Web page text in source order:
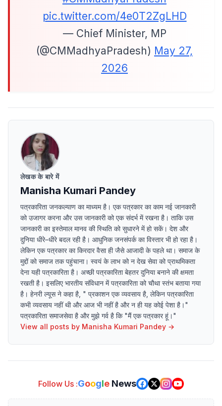
pic.twitter.com/4e0T2ZgLHD
— Chief Minister, MP
(@CMMadhyaPradesh) May 27,
2026
लेखक के बारे में
Manisha Kumari Pandey
पत्रकारिता जनकल्याण का माध्यम है। एक पत्रकार का काम नई जानकारी
को उजागर करना और उस जानकारी को एक संदर्भ में रखना है। ताकि उस
जानकारी का इस्तेमाल मानव की स्थिति को सुधारने में हो सकें। देश और
दुनिया धीरे–धीरे बदल रही है। आधुनिक जनसंपर्क का विस्तार भी हो रहा है।
लेकिन एक पत्रकार का किरदार वैसा ही जैसे आजादी के पहले था। समाज के
मुद्दों को समाज तक पहुंचाना। स्वयं के लाभ को न देख सेवा को प्राथमिकता
देना यही पत्रकारिता है। अच्छी पत्रकारिता बेहतर दुनिया बनाने की क्षमता
रखती है। इसलिए भारतीय संविधान में पत्रकारिता को चौथा स्तंभ बताया गया
है। हेनरी ल्यूस ने कहा है, " प्रकाशन एक व्यवसाय है, लेकिन पत्रकारिता
कभी व्यवसाय नहीं थी और आज भी नहीं है और न ही यह कोई पेशा है।"
पत्रकारिता समाजसेवा है और मुझे गर्व है कि "मैं एक पत्रकार हूं।"
View all posts by Manisha Kumari Pandey →
Follow Us :Google News